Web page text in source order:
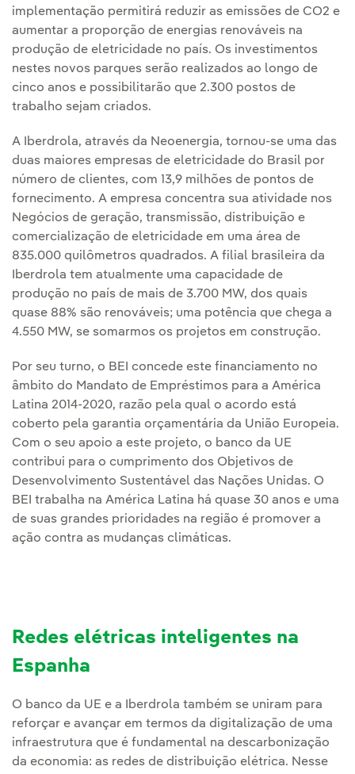
implementação permitirá reduzir as emissões de CO2 e
aumentar a proporção de energias renováveis na
produção de eletricidade no país. Os investimentos
nestes novos parques serão realizados ao longo de
cinco anos e possibilitarão que 2.300 postos de
trabalho sejam criados.
A Iberdrola, através da Neoenergia, tornou-se uma das
duas maiores empresas de eletricidade do Brasil por
número de clientes, com 13,9 milhões de pontos de
fornecimento. A empresa concentra sua atividade nos
Negócios de geração, transmissão, distribuição e
comercialização de eletricidade em uma área de
835.000 quilômetros quadrados. A filial brasileira da
Iberdrola tem atualmente uma capacidade de
produção no país de mais de 3.700 MW, dos quais
quase 88% são renováveis; uma potência que chega a
4.550 MW, se somarmos os projetos em construção.
Por seu turno, o BEI concede este financiamento no
âmbito do Mandato de Empréstimos para a América
Latina 2014-2020, razão pela qual o acordo está
coberto pela garantia orçamentária da União Europeia.
Com o seu apoio a este projeto, o banco da UE
contribui para o cumprimento dos Objetivos de
Desenvolvimento Sustentável das Nações Unidas. O
BEI trabalha na América Latina há quase 30 anos e uma
de suas grandes prioridades na região é promover a
ação contra as mudanças climáticas.
Redes elétricas inteligentes na
Espanha
O banco da UE e a Iberdrola também se uniram para
reforçar e avançar em termos da digitalização de uma
infraestrutura que é fundamental na descarbonização
da economia: as redes de distribuição elétrica. Nesse